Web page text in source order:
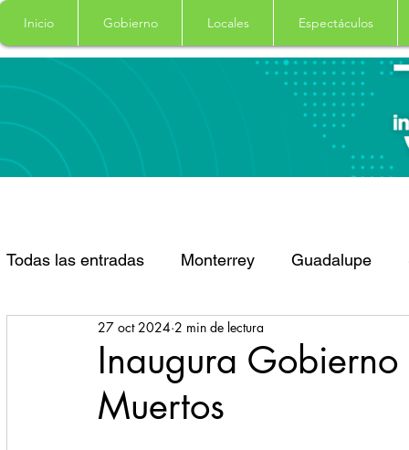
Inicio Gobierno Locales Espectáculos
Todas las entradas Monterrey Guadalupe
Santa Catarina San Pedro Garza Garcia
Espectaculos Clima
Inaugura
Muertos
27 oct 2024 2 min de lectura